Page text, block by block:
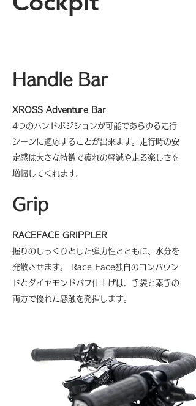
Handle Bar
XROSS Adventure Bar
4つのハンドポジションが可能であらゆる走行
シーンに適応することが出来ます。走行時の安
定感は大きな特徴で疲れの軽減や走る楽しさを
増幅してくれます。
Grip
RACEFACE GRIPPLER
握りのしっくりとした弾力性とともに、水分を
発散させます。 Race Face独自のコンパウン
ドとダイヤモンドバフ仕上げは、手袋と素手の
両方で優れた感触を発揮します。